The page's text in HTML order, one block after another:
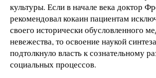
культуры. Если в начале века доктор
рекомендовал кокаин пациентам
своего исторически обусловленного
невежества, то освоение наукой
подтолкнуло власть к сознательному
социальных процессов.